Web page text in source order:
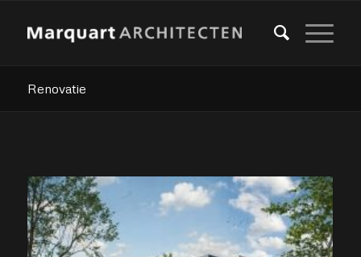
Renovatie